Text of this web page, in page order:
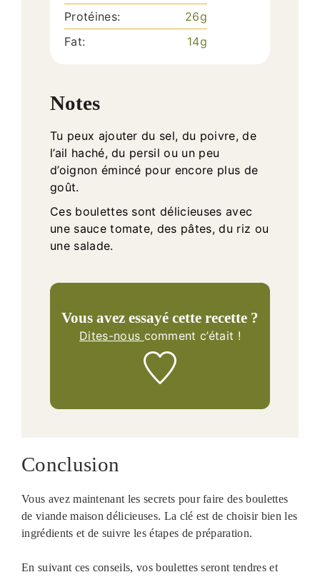
Protéines:
26g
Fat:
14g
Notes
Tu peux ajouter du sel, du poivre, de
l’ail haché, du persil ou un peu
d’oignon émincé pour encore plus de
goût.
Ces boulettes sont délicieuses avec
une sauce tomate, des pâtes, du riz ou
une salade.
Vous avez essayé cette recette ?
Dites-nous comment c’était !
Conclusion
Vous avez maintenant les secrets pour faire des boulettes
de viande maison délicieuses. La clé est de choisir bien les
ingrédients et de suivre les étapes de préparation.
En suivant ces conseils, vos boulettes seront tendres et